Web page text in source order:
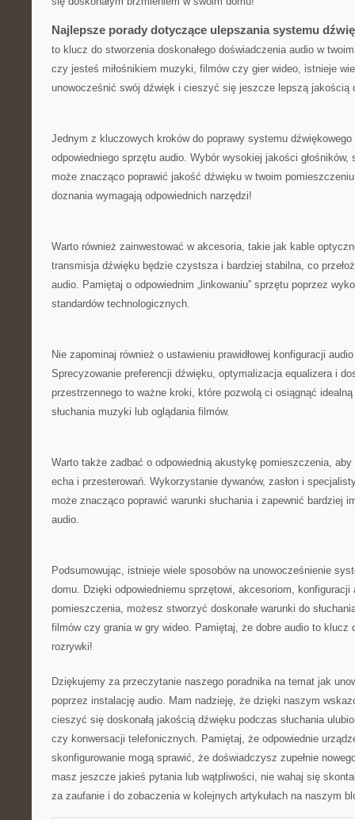
Najlepsze porady dotyczące ulepszania systemu
to klucz do stworzenia⁤ doskonałego doświadczenia ⁣audio w
czy jesteś miłośnikiem muzyki, ⁢filmów czy gier wideo, istnieje
unowocześnić swój dźwięk i cieszyć⁣ się ⁤jeszcze⁢ lepszą jakością⁢
Jednym z​ kluczowych kroków do‍ poprawy⁣ systemu
odpowiedniego ⁤sprzętu audio.⁢ Wybór wysokiej jakości głośników,
może znacząco poprawić⁤ jakość dźwięku ⁣w⁤ twoim
doznania wymagają ​odpowiednich narzędzi!
Warto również zainwestować w ‍akcesoria, takie jak ​kable
⁤transmisja ‍dźwięku będzie czystsza i bardziej stabilna, co
audio. Pamiętaj‍ o odpowiednim „linkowaniu” sprzętu poprzez⁣
standardów​ technologicznych.
Nie zapominaj również⁢ o ustawieniu prawidłowej⁢ konfiguracji
Sprecyzowanie preferencji dźwięku, optymalizacja equalizera i
przestrzennego to ważne‌ kroki, które pozwolą ci⁤ osiągnąć⁢
słuchania muzyki lub oglądania‌ filmów.
Warto także ⁤zadbać o odpowiednią⁢ akustykę pomieszczenia,
echa⁢ i ⁤przesterowań.‍ Wykorzystanie ⁤dywanów, zasłon i
może znacząco poprawić warunki ​słuchania i zapewnić bardziej
audio.
Podsumowując, istnieje wiele⁤ sposobów na unowocześnienie
domu. Dzięki odpowiedniemu sprzętowi, akcesoriom, konfiguracji
pomieszczenia, możesz stworzyć⁣ doskonałe ‌warunki do
filmów czy grania w gry wideo. Pamiętaj, ‍że dobre audio to klucz
rozrywki!
Dziękujemy za przeczytanie naszego poradnika na temat jak
poprzez instalację audio. Mam nadzieję, że dzięki naszym
cieszyć⁤ się doskonałą jakością ⁤dźwięku⁤ podczas słuchania
czy ⁣konwersacji telefonicznych. Pamiętaj, że odpowiednie
skonfigurowanie⁤ mogą sprawić,⁤ że doświadczysz zupełnie
masz jeszcze jakieś pytania lub wątpliwości, nie‌ wahaj się
za zaufanie i ‌do zobaczenia w kolejnych artykułach‌ na⁢ naszym